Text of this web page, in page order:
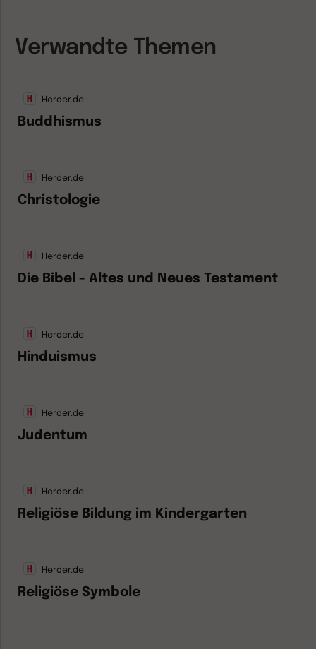
Verwandte Themen
Herder.de
Buddhismus
Herder.de
Christologie
Herder.de
Die Bibel - Altes und Neues Testament
Herder.de
Hinduismus
Herder.de
Judentum
Herder.de
Religiöse Bildung im Kindergarten
Herder.de
Religiöse Symbole